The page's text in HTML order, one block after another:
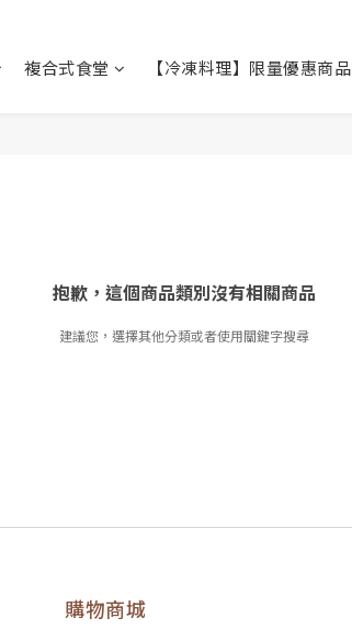
複合式食堂 【冷凍料理】限量優惠商品
抱歉，這個商品類別沒有相關商品
建議您，選擇其他分類或者使用關鍵字搜尋
購物商城